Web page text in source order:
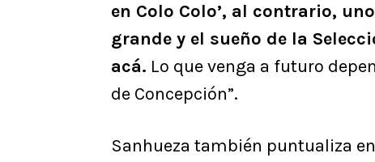
en Colo Colo’, al contrario,
grande y el sueño de la
acá. Lo que venga a futuro
de Concepción”.
Sanhueza también puntualiza